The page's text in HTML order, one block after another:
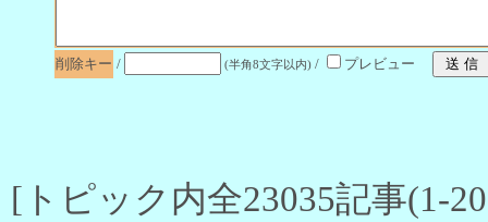
削除キー / (半角8文字以内) / プレビュー
[トピック内全23035記事(1-